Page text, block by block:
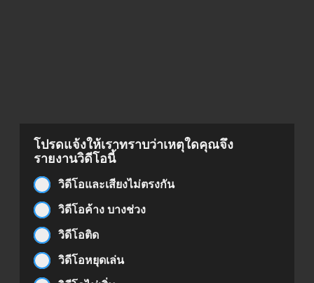
โปรดแจ้งให้เราทราบว่าเหตุใดคุณจึง
รายงานวิดีโอนี้
วิดีโอและเสียงไม่ตรงกัน
วิดีโอค้าง บางช่วง
วิดีโอติด
วิดีโอหยุดเล่น